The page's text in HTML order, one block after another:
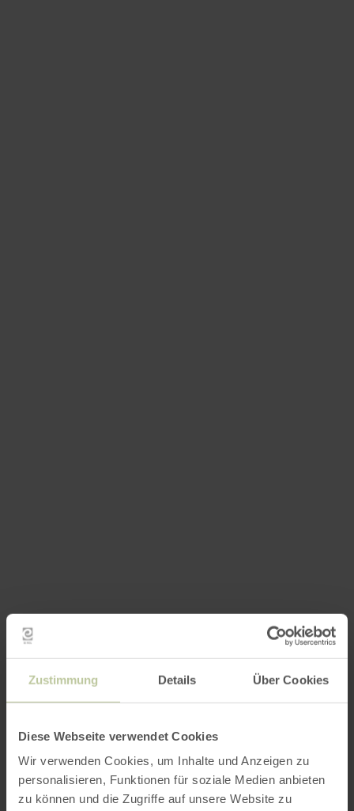
Zustimmung Details Über Cookies
Diese Webseite verwendet Cookies
Wir verwenden Cookies, um Inhalte und Anzeigen zu
personalisieren, Funktionen für soziale Medien anbieten
zu können und die Zugriffe auf unsere Website zu